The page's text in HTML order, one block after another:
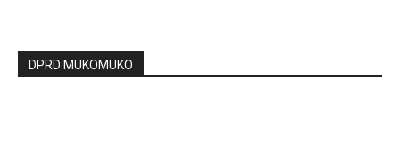
DPRD MUKOMUKO